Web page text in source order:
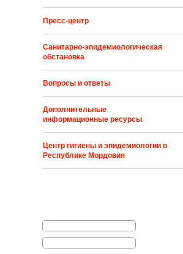
Пресс-центр
Санитарно-эпидемиологическая
обстановка
Вопросы и ответы
Дополнительные
информационные ресурсы
Центр гигиены и эпидемиологии в
Республике Мордовия